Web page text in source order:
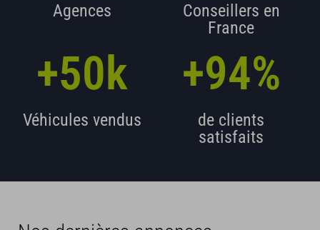
Agences
Conseillers en
France
+50
Véhicules vendus
+94%
de clients
satisfaits